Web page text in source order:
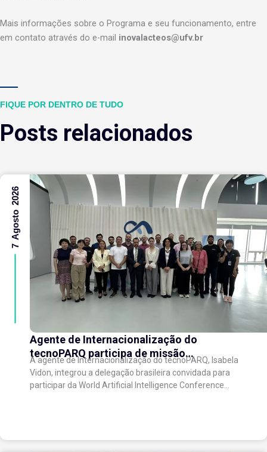
Mais informações sobre o Programa e seu funcionamento, entre
em contato através do e-mail inovalacteos@ufv.br
FIQUE POR DENTRO DE TUDO
Posts relacionados
Agente de Internacionalização do
tecnoPARQ participa de missão
internacional na China e fortalece conexões
com o ecossistema de inovação
A agente de Internacionalização do tecnoPARQ, Isabela
Vidon, integrou a delegação brasileira convidada para
participar da World Artificial Intelligence Conference
7 Agosto 2026